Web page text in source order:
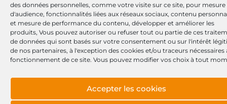
des données personnelles, comme votre visite sur ce site, pour mesure
d'audience, fonctionnalités liées aux réseaux sociaux, contenu
et mesure de performance du contenu, développer et améliorer les
produits, Vous pouvez autoriser ou refuser tout ou partie de ces
de données qui sont basés sur votre consentement ou sur l'intérêt
de nos partenaires, à l'exception des cookies et/ou traceurs nécessaires
fonctionnement de ce site. Vous pouvez modifier vos choix à tout
Accepter les cookies